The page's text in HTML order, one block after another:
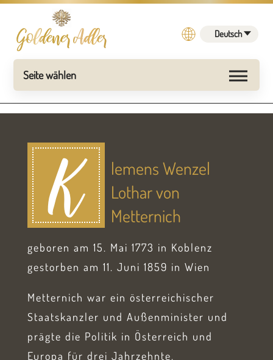
Deutsch
K
lemens Wenzel
Lothar von
Metternich
geboren am 15. Mai 1773 in Koblenz
gestorben am 11. Juni 1859 in Wien
Metternich war ein österreichischer
Staatskanzler und Außenminister und
prägte die Politik in Österreich und
Europa für drei Jahrzehnte.